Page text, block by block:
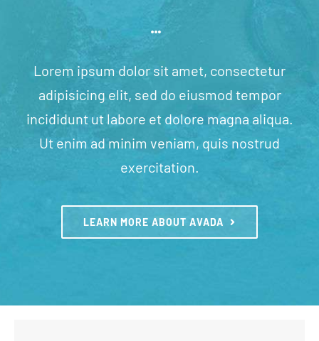
Lorem ipsum dolor sit amet, consectetur
adipisicing elit, sed do eiusmod tempor
incididunt ut labore et dolore magna aliqua.
Ut enim ad minim veniam, quis nostrud
exercitation.
LEARN MORE ABOUT AVADA